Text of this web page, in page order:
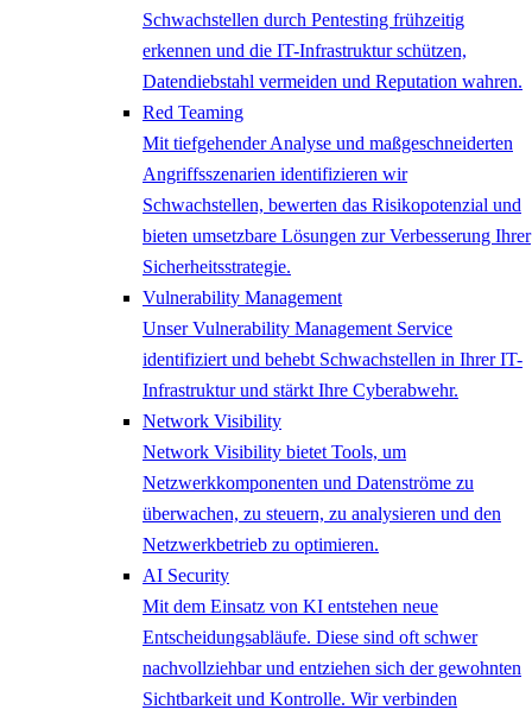
Schwachstellen durch Pentesting frühzeitig
erkennen und die IT-Infrastruktur schützen,
Datendiebstahl vermeiden und Reputation wahren.
Red Teaming
Mit tiefgehender Analyse und maßgeschneiderten
Angriffsszenarien identifizieren wir
Schwachstellen, bewerten das Risikopotenzial und
bieten umsetzbare Lösungen zur Verbesserung Ihrer
Sicherheitsstrategie.
Vulnerability Management
Unser Vulnerability Management Service
identifiziert und behebt Schwachstellen in Ihrer IT-
Infrastruktur und stärkt Ihre Cyberabwehr.
Network ​Visibility
Network Visibility bietet Tools, um
Netzwerkkomponenten und Datenströme zu
überwachen, zu steuern, zu analysieren und den
Netzwerkbetrieb zu optimieren.
AI Security
Mit dem Einsatz von KI entstehen neue
Entscheidungsabläufe. Diese sind oft schwer
nachvollziehbar und entziehen sich der gewohnten
Sichtbarkeit und Kontrolle. Wir verbinden